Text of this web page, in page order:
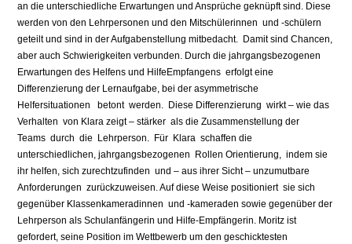
an die unterschiedliche Erwartungen und Ansprüche geknüpft sind. Diese
werden von den Lehrpersonen und den Mitschülerinnen und -schülern
geteilt und sind in der Aufgabenstellung mitbedacht. Damit sind Chancen,
aber auch Schwierigkeiten verbunden. Durch die jahrgangsbezogenen
Erwartungen des Helfens und HilfeEmpfangens erfolgt eine
Differenzierung der Lernaufgabe, bei der asymmetrische
Helfersituationen betont werden. Diese Differenzierung wirkt – wie das
Verhalten von Klara zeigt – stärker als die Zusammenstellung der
Teams durch die Lehrperson. Für Klara schaffen die
unterschiedlichen, jahrgangsbezogenen Rollen Orientierung, indem sie
ihr helfen, sich zurechtzufinden und – aus ihrer Sicht – unzumutbare
Anforderungen zurückzuweisen. Auf diese Weise positioniert sie sich
gegenüber Klassenkameradinnen und -kameraden sowie gegenüber der
Lehrperson als Schulanfängerin und Hilfe-Empfängerin. Moritz ist
gefordert, seine Position im Wettbewerb um den geschicktesten